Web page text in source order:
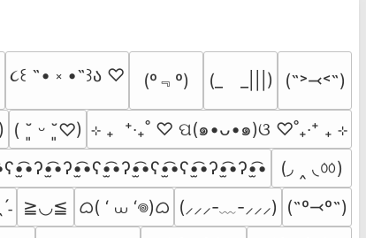
૮꒰ ˶• ༝ •˶꒱ა ♡ (º﹃º) (_　_|||) (˶˃⤙˂˶)
( ˘͈ ᵕ ˘͈♡) ⊹ ₊  ⁺‧₊˚ ♡ ପ(๑•ᴗ•๑)ଓ ♡˚₊‧⁺ ₊ ⊹
(◞ ‸ ◟ㆀ)
≧◡≦ ᜊ( ‘ ⩊ ‘𖦹)ᜊ (⸝⸝⸝-﹏-⸝⸝⸝) (˶º⤙º˶)